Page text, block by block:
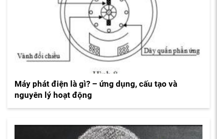
Máy phát điện là gì? – ứng dụng, cấu tạo và
nguyên lý hoạt động